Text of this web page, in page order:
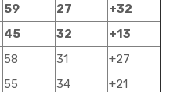
59 27
+32
45 32
+13
58 31
+27
55 34
+21